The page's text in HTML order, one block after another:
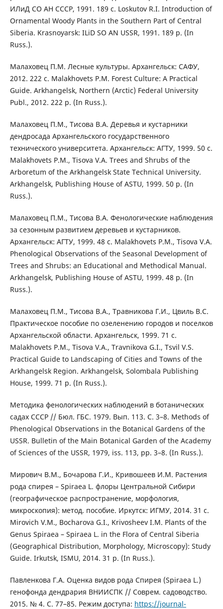
ИЛиД СО АН СССР, 1991. 189 с. Loskutov R.I. Introduction of
Ornamental Woody Plants in the Southern Part of Central
Siberia. Krasnoyarsk: ILiD SO AN USSR, 1991. 189 p. (In
Russ.).
Малаховец П.М. Лесные культуры. Архангельск: САФУ,
2012. 222 с. Malakhovets P.M. Forest Culture: A Practical
Guide. Arkhangelsk, Northern (Arctic) Federal University
Publ., 2012. 222 p. (In Russ.).
Малаховец П.М., Тисова В.А. Деревья и кустарники
дендросада Архангельского государственного
технического университета. Архангельск: АГТУ, 1999. 50 с.
Malakhovets P.M., Tisova V.A. Trees and Shrubs of the
Arboretum of the Arkhangelsk State Technical University.
Arkhangelsk, Publishing House of ASTU, 1999. 50 p. (In
Russ.).
Малаховец П.М., Тисова В.А. Фенологические наблюдения
за сезонным развитием деревьев и кустарников.
Архангельск: АГТУ, 1999. 48 с. Malakhovets P.M., Tisova V.A.
Phenological Observations of the Seasonal Development of
Trees and Shrubs: an Educational and Methodical Manual.
Arkhangelsk, Publishing House of ASTU, 1999. 48 p. (In
Russ.).
Малаховец П.М., Тисова В.А., Травникова Г.И., Цвиль В.С.
Практическое пособие по озеленению городов и поселков
Архангельской области. Архангельск, 1999. 71 с.
Malakhovets P.M., Tisova V.A., Travnikova G.I., Tsvil V.S.
Practical Guide to Landscaping of Cities and Towns of the
Arkhangelsk Region. Arkhangelsk, Solombala Publishing
House, 1999. 71 p. (In Russ.).
Методика фенологических наблюдений в ботанических
садах СССР // Бюл. ГБС. 1979. Вып. 113. С. 3–8. Methods of
Phenological Observations in the Botanical Gardens of the
USSR. Bulletin of the Main Botanical Garden of the Academy
of Sciences of the USSR, 1979, iss. 113, pp. 3–8. (In Russ.).
Мирович В.М., Бочарова Г.И., Кривошеев И.М. Растения
рода спирея – Spiraea L. флоры Центральной Сибири
(географическое распространение, морфология,
микроскопия): метод. пособие. Иркутск: ИГМУ, 2014. 31 с.
Mirovich V.M., Bocharova G.I., Krivosheev I.M. Plants of the
Genus Spiraea – Spiraea L. in the Flora of Central Siberia
(Geographical Distribution, Morphology, Microscopy): Study
Guide. Irkutsk, ISMU, 2014. 31 p. (In Russ.).
Павленкова Г.А. Оценка видов рода Спирея (Spiraea L.)
генофонда дендрария ВНИИСПК // Соврем. садоводство.
2015. № 4. С. 77–85. Режим доступа: https://journal-